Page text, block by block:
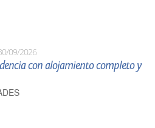
09/2026
con alojamiento completo y